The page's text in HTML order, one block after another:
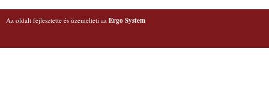
Az oldalt fejlesztette és üzemelteti az Ergo System